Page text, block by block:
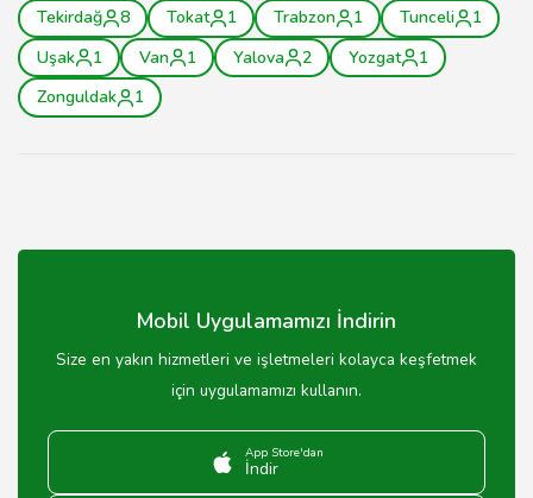
Tekirdağ
8 Tokat 1 Trabzon 1 Tunceli
1
Uşak
1 Van 1 Yalova 2 Yozgat
1
Zonguldak
1
Mobil Uygulamamızı İndirin
Size en yakın hizmetleri ve işletmeleri kolayca keşfetmek
için uygulamamızı kullanın.
App Store'dan
İndir